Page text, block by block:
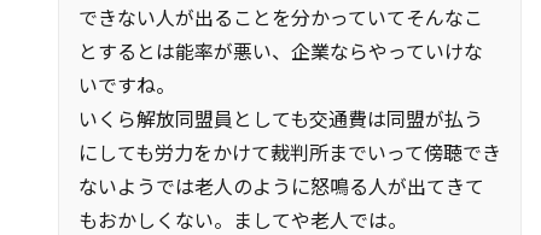
できない人が出ることを分かっていてそんなこ
とするとは能率が悪い、企業ならやっていけな
いですね。
いくら解放同盟員としても交通費は同盟が払う
にしても労力をかけて裁判所までいって傍聴でき
ないようでは老人のように怒鳴る人が出てきて
もおかしくない。ましてや老人では。